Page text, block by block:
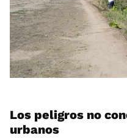
Los peligros no
urbanos